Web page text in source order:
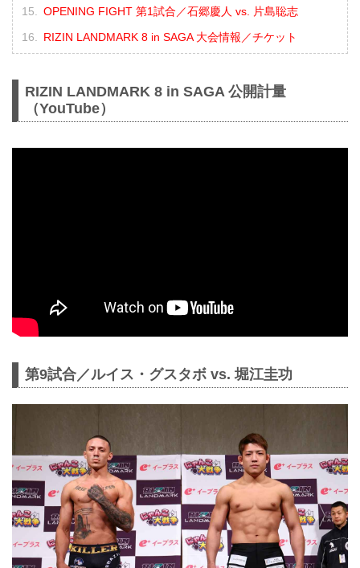
OPENING FIGHT 第1試合／石郷慶人 vs. 片島聡志
RIZIN LANDMARK 8 in SAGA 大会情報／チケット
RIZIN LANDMARK 8 in SAGA 公開計量
（YouTube）
第9試合／ルイス・グスタボ vs. 堀江圭功